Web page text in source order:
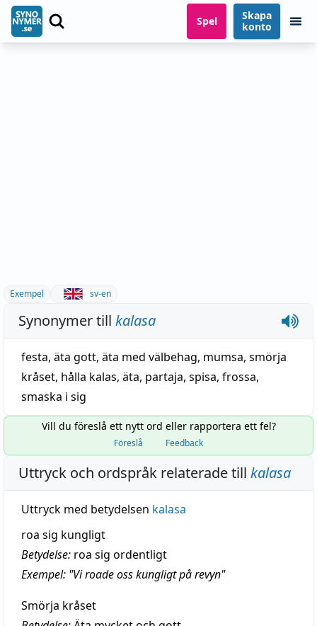
Spel
Skapa
konto
Exempel sv-en
Synonymer till kalasa
festa, äta gott, äta med välbehag, mumsa, smörja
kråset, hålla kalas, äta, partaja, spisa, frossa,
smaska i sig
Vill du föreslå ett nytt ord eller rapportera ett fel?
Föreslå Feedback
Uttryck och ordspråk relaterade till kalasa
Uttryck med betydelsen kalasa
roa sig kungligt
Betydelse: roa sig ordentligt
Exempel: "Vi roade oss kungligt på revyn"
Smörja kråset